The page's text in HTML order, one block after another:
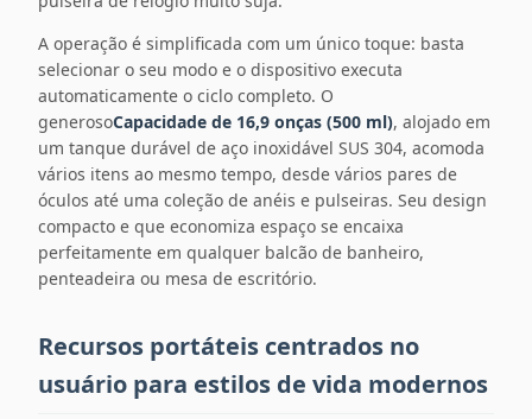
A operação é simplificada com um único toque: basta
selecionar o seu modo e o dispositivo executa
automaticamente o ciclo completo. O
generosoCapacidade de 16,9 onças (500 ml), alojado em
um tanque durável de aço inoxidável SUS 304, acomoda
vários itens ao mesmo tempo, desde vários pares de
óculos até uma coleção de anéis e pulseiras. Seu design
compacto e que economiza espaço se encaixa
perfeitamente em qualquer balcão de banheiro,
penteadeira ou mesa de escritório.
Recursos portáteis centrados no
usuário para estilos de vida modernos